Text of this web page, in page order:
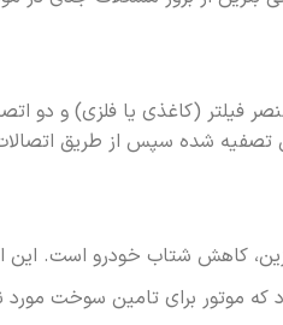
فیلتر (کاغذی یا فلزی) و دو
تصفیه شده سپس از طریق
کاهش شتاب خودرو است.
که موتور برای تامین سوخت